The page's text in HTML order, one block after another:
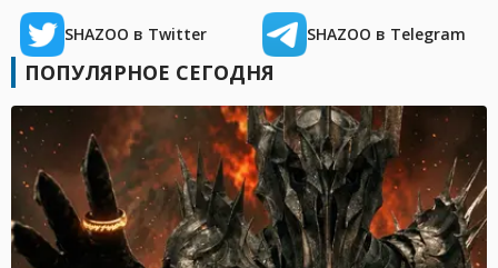
SHAZOO в Twitter SHAZOO в Telegram
ПОПУЛЯРНОЕ СЕГОДНЯ